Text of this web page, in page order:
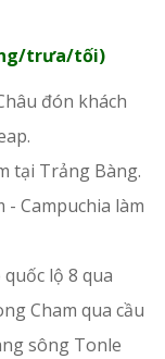
trưa/tối)
đón khách
tại Trảng Bàng.
Campuchia làm
lộ 8 qua
Cham qua cầu
sông Tonle